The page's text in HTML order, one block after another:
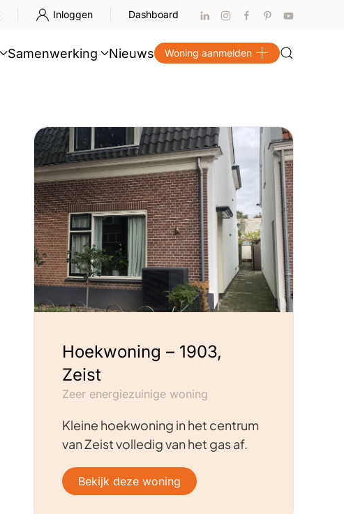
Inloggen Dashboard
Samenwerking Nieuws Woning aanmelden
Hoekwoning – 1903,
Zeist
Zeer energiezuinige woning
Kleine hoekwoning in het centrum
van Zeist volledig van het gas af.
Bekijk deze woning